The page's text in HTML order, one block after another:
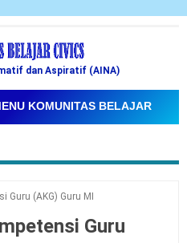
dan Aspiratif (AINA)
KOMUNITAS BELAJAR
Guru (AKG) Guru MI
Guru